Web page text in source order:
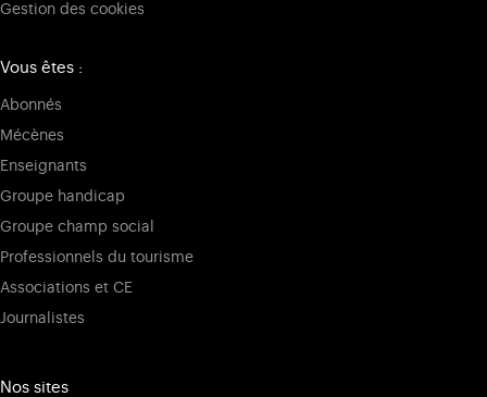
Gestion des cookies
Vous êtes :
Abonnés
Mécènes
Enseignants
Groupe handicap
Groupe champ social
Professionnels du tourisme
Associations et CE
Journalistes
Nos sites